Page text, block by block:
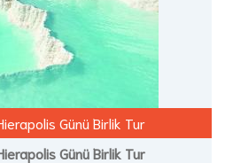
Günü Birlik Tur
Günü Birlik Tur